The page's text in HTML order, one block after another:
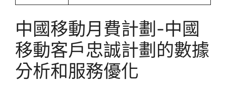
中國移動月費計劃-中國
移動客戶忠誠計劃的數據
分析和服務優化